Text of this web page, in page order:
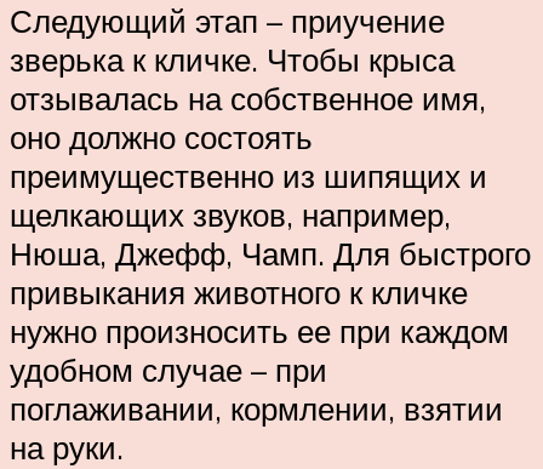
Следующий этап – приучение
зверька к кличке. Чтобы крыса
отзывалась на собственное имя,
оно должно состоять
преимущественно из шипящих и
щелкающих звуков, например,
Нюша, Джефф, Чамп. Для быстрого
привыкания животного к кличке
нужно произносить ее при каждом
удобном случае – при
поглаживании, кормлении, взятии
на руки.